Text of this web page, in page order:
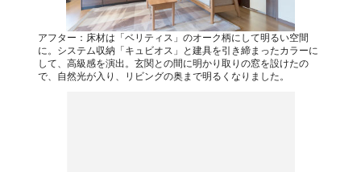
アフター：床材は「ベリティス」のオーク柄にして明るい空間
に。システム収納「キュビオス」と建具を引き締まったカラーに
して、高級感を演出。玄関との間に明かり取りの窓を設けたの
で、自然光が入り、リビングの奥まで明るくなりました。